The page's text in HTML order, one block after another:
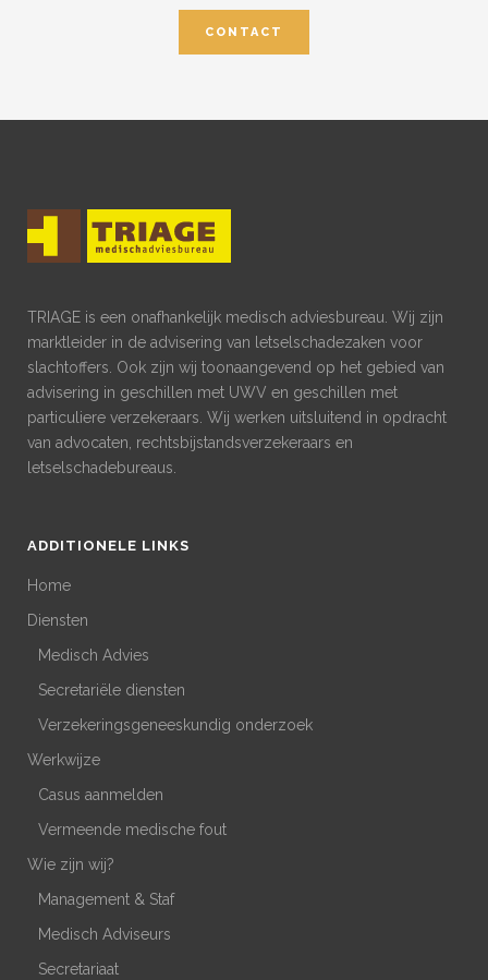
CONTACT
TRIAGE is een onafhankelijk medisch adviesbureau. Wij zijn
marktleider in de advisering van letselschadezaken voor
slachtoffers. Ook zijn wij toonaangevend op het gebied van
advisering in geschillen met UWV en geschillen met
particuliere verzekeraars. Wij werken uitsluitend in opdracht
van advocaten, rechtsbijstandsverzekeraars en
letselschadebureaus.
ADDITIONELE LINKS
Home
Diensten
Medisch Advies
Secretariële diensten
Verzekeringsgeneeskundig onderzoek
Werkwijze
Casus aanmelden
Vermeende medische fout
Wie zijn wij?
Management & Staf
Medisch Adviseurs
Secretariaat